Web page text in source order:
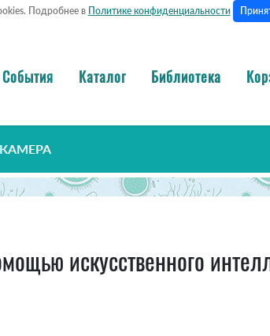
Подробнее в Политике конфиденциальности
События Каталог Библиотека
искусственного